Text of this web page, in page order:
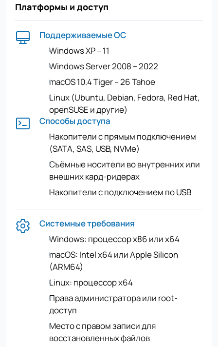
Платформы и доступ
Поддерживаемые ОС
Windows XP – 11
Windows Server 2008 – 2022
macOS 10.4 Tiger – 26 Tahoe
Linux (Ubuntu, Debian, Fedora, Red Hat,
openSUSE и другие)
Способы доступа
Накопители с прямым подключением
(SATA, SAS, USB, NVMe)
Съёмные носители во внутренних или
внешних кард-ридерах
Накопители с подключением по USB
Системные требования
Windows: процессор x86 или x64
macOS: Intel x64 или Apple Silicon
(ARM64)
Linux: процессор x64
Права администратора или root-
доступ
Место с правом записи для
восстановленных файлов